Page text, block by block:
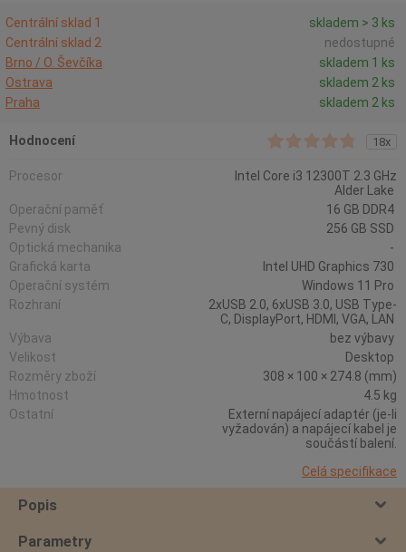
Centrální sklad 1
skladem > 3 ks
Centrální sklad 2
nedostupné
Brno / O. Ševčíka
skladem 1 ks
Ostrava
skladem 2 ks
Praha
skladem 2 ks
Hodnocení 18x
Procesor
Intel Core i3 12300T 2.3 GHz
Alder Lake
Operační paměť
16 GB DDR4
Pevný disk
256 GB SSD
Optická mechanika
-
Grafická karta
Intel UHD Graphics 730
Operační systém
Windows 11 Pro
Rozhraní
2xUSB 2.0, 6xUSB 3.0, USB Type-
C, DisplayPort, HDMI, VGA, LAN
Výbava
bez výbavy
Velikost
Desktop
Rozměry zboží
308 × 100 × 274.8 (mm)
Hmotnost
4.5 kg
Ostatní
Externí napájecí adaptér (je-li
vyžadován) a napájecí kabel je
součástí balení.
Celá specifikace
Popis
Parametry